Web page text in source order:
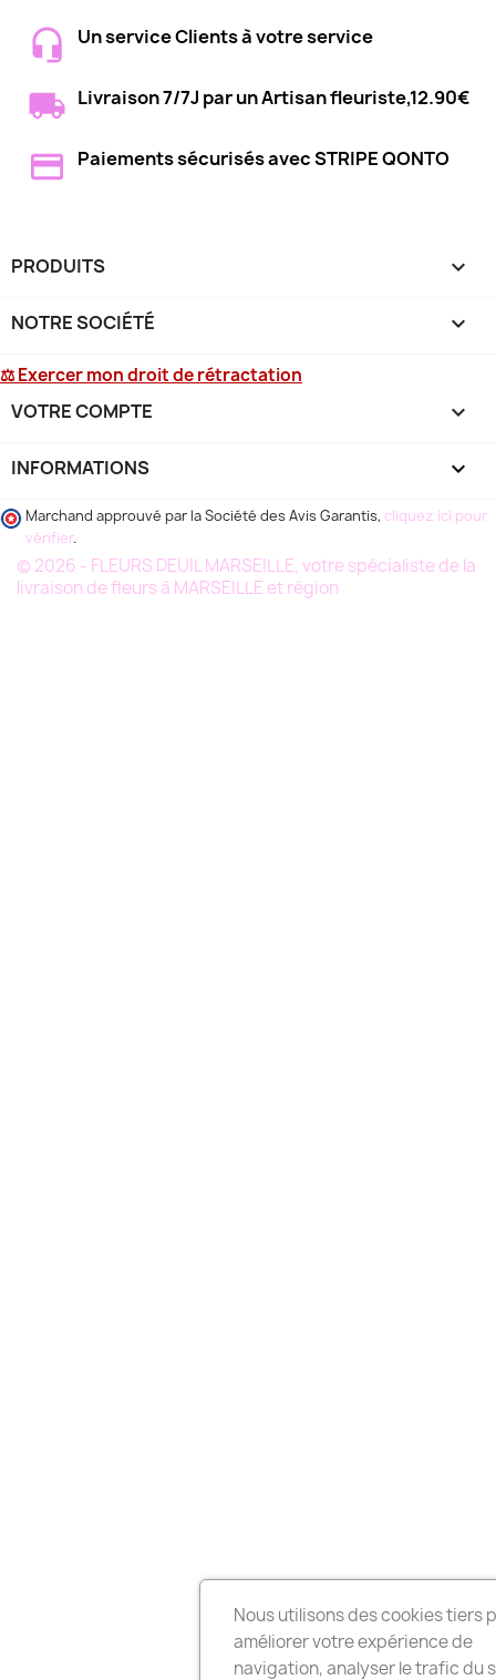
Un service Clients à votre service
Livraison 7/7J par un Artisan fleuriste,12.90€
Paiements sécurisés avec STRIPE QONTO
PRODUITS 
NOTRE SOCIÉTÉ 
⚖ Exercer mon droit de rétractation
VOTRE COMPTE 
INFORMATIONS keyboard_arrow_down
Marchand approuvé par la Société des Avis Garantis, cliquez ici pour
vérifier.
© 2026 - FLEURS DEUIL MARSEILLE, votre spécialiste de la
livraison de fleurs à MARSEILLE et région
Nous utilisons des cookies tiers
améliorer votre expérience de
navigation, analyser le trafic du